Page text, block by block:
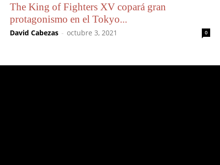
The King of Fighters XV copará gran
protagonismo en el Tokyo...
David Cabezas - octubre 3, 2021 0